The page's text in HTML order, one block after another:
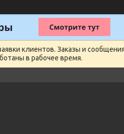
клиентов. Заказы и
в рабочее время.